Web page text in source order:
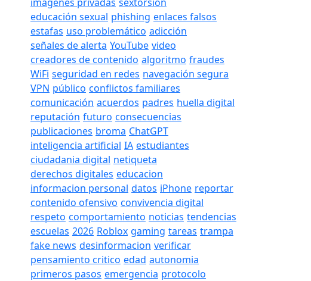
educación sexual phishing enlaces falsos
estafas uso problemático adicción
señales de alerta YouTube video
creadores de contenido algoritmo fraudes
WiFi seguridad en redes navegación segura
VPN público conflictos familiares
comunicación acuerdos padres huella digital
reputación futuro consecuencias
publicaciones broma ChatGPT
inteligencia artificial IA estudiantes
ciudadania digital netiqueta
derechos digitales educacion
informacion personal datos iPhone reportar
contenido ofensivo convivencia digital
respeto comportamiento noticias tendencias
escuelas 2026 Roblox gaming tareas trampa
fake news desinformacion verificar
pensamiento critico edad autonomia
primeros pasos emergencia protocolo